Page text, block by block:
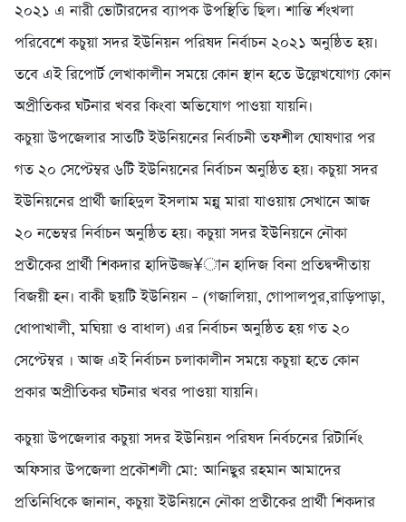
২০২১ এ নারী ভোটারদের ব্যাপক উপস্থিতি ছিল। শান্তি র্শংখলা
পরিবেশে কচুয়া সদর ইউনিয়ন পরিষদ নির্বাচন ২০২১ অনুষ্ঠিত হয়।
তবে এই রিপোর্ট লেখাকালীন সময়ে কোন স্থান হতে উল্লেখযোগ্য কোন
অপ্রীতিকর ঘটনার খবর কিংবা অভিযোগ পাওয়া যায়নি।
কচুয়া উপজেলার সাতটি ইউনিয়নের নির্বাচনী তফশীল ঘোষণার পর
গত ২০ সেপ্টেম্বর ৬টি ইউনিয়নের নির্বাচন অনুষ্ঠিত হয়। কচুয়া সদর
ইউনিয়নের প্রার্থী জাহিদুল ইসলাম মন্নু মারা যাওয়ায় সেখানে আজ
২০ নভেম্বর নির্বাচন অনুষ্ঠিত হয়। কচুয়া সদর ইউনিয়নে নৌকা
প্রতীকের প্রার্থী শিকদার হাদিউজ্জ¥ান হাদিজ বিনা প্রতিদ্বন্দীতায়
বিজয়ী হন। বাকী ছয়টি ইউনিয়ন – (গজালিয়া, গোপালপুর,রাড়িপাড়া,
ধোপাখালী, মঘিয়া ও বাধাল) এর নির্বাচন অনুষ্ঠিত হয় গত ২০
সেপ্টেম্বর । আজ এই নির্বাচন চলাকালীন সময়ে কচুয়া হতে কোন
প্রকার অপ্রীতিকর ঘটনার খবর পাওয়া যায়নি।
কচুয়া উপজেলার কচুয়া সদর ইউনিয়ন পরিষদ নির্বচনের রিটার্নিং
অফিসার উপজেলা প্রকৌশলী মো: আনিছুর রহমান আমাদের
প্রতিনিধিকে জানান, কচুয়া ইউনিয়নে নৌকা প্রতীকের প্রার্থী শিকদার